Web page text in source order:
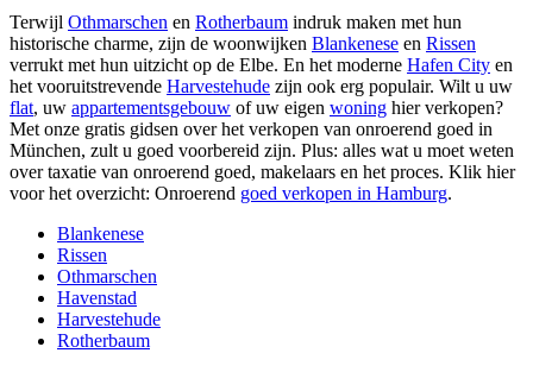
Terwijl Othmarschen en Rotherbaum indruk maken met hun
historische charme, zijn de woonwijken Blankenese en Rissen
verrukt met hun uitzicht op de Elbe. En het moderne Hafen City en
het vooruitstrevende Harvestehude zijn ook erg populair. Wilt u uw
flat, uw appartementsgebouw of uw eigen woning hier verkopen?
Met onze gratis gidsen over het verkopen van onroerend goed in
München, zult u goed voorbereid zijn. Plus: alles wat u moet weten
over taxatie van onroerend goed, makelaars en het proces. Klik hier
voor het overzicht: Onroerend goed verkopen in Hamburg.
Blankenese
Rissen
Othmarschen
Havenstad
Harvestehude
Rotherbaum